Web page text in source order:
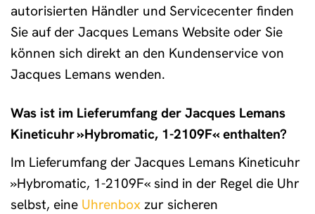
autorisierten Händler und Servicecenter finden
Sie auf der Jacques Lemans Website oder Sie
können sich direkt an den Kundenservice von
Jacques Lemans wenden.
Was ist im Lieferumfang der Jacques Lemans
Kineticuhr »Hybromatic, 1-2109F« enthalten?
Im Lieferumfang der Jacques Lemans Kineticuhr
»Hybromatic, 1-2109F« sind in der Regel die Uhr
selbst, eine Uhrenbox zur sicheren